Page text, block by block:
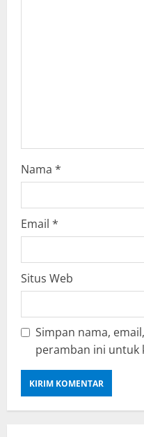
Nama *
Email *
Situs Web
Simpan nama,
peramban ini untuk